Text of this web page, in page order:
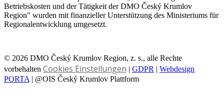
Betriebskosten und der Tätigkeit der DMO Český Krumlov
Region" wurden mit finanzieller Unterstützung des Ministeriums für
Regionalentwicklung umgesetzt.
© 2026 DMO Český Krumlov Region, z. s., alle Rechte
vorbehalten Cookies Einstellungen | GDPR | Webdesign
PORTA | @OIS Český Krumlov Plattform